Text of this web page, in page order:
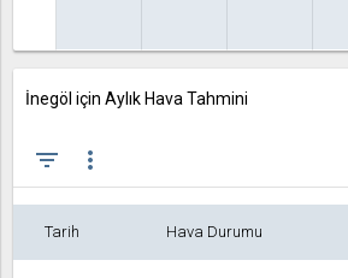
İnegöl için Aylık Hava Tahmini
filter_list more_vert
Tarih Hava Durumu